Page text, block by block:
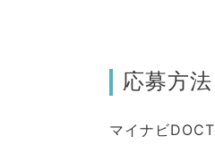
応募方
マイナビ